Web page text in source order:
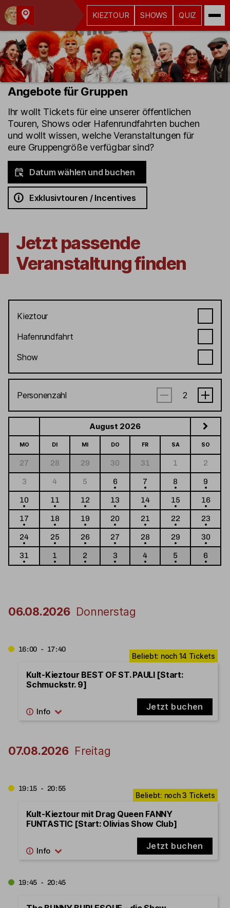
Kult-
Kieztouren
Hamburg
KIEZTOUR SHOWS QUIZ
Angebote für Gruppen
Ihr wollt Tickets für eine unserer öffentlichen
Touren, Shows oder Hafenrundfahrten buchen
und wollt wissen, welche Veranstaltungen für
eure Gruppengröße verfügbar sind?
Datum wählen und buchen
Exklusivtouren / Incentives
Jetzt passende
Veranstaltung finden
August 2026
MO DI MI DO FR SA SO
27 28 29 30 31 1
2
3
4 5 6 7 8
9
10
11 12 13 14 15
16
17
18 19 20 21 22
23
24
25 26 27 28 29
30
31
1 2 3 4 5 6
Kieztour
Hafenrundfahrt
Show
Personenzahl
06.08.2026 Donnerstag
16:00 - 17:40
Kult-Kieztour BEST OF ST. PAULI [Start:
Schmuckstr. 9]
Jetzt buchen
07.08.2026 Freitag
19:15 - 20:55
Kult-Kieztour mit Drag Queen FANNY
FUNTASTIC [Start: Olivias Show Club]
Jetzt buchen
19:45 - 20:45